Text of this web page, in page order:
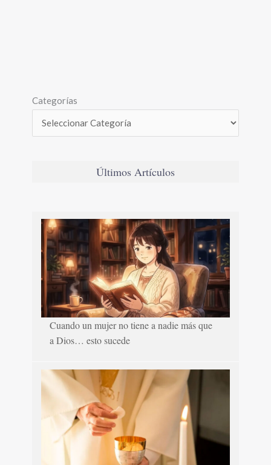
Categorías
Últimos Artículos
Cuando un mujer no tiene a nadie más que
a Dios… esto sucede